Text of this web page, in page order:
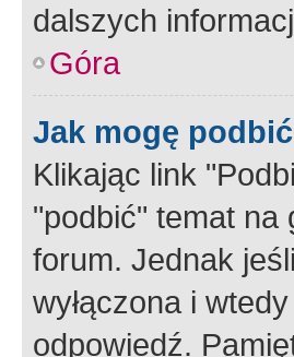
dalszych
Góra
Jak mogę
Klikając link
"podbić" temat na
forum. Jednak
wyłączona i
odpowiedź.